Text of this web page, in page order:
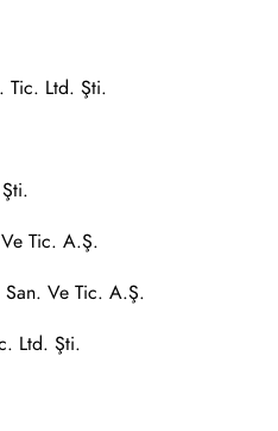
Tic. Ltd. Şti.
Ve Tic. A.Ş.
San. Ve Tic. A.Ş.
Ltd. Şti.